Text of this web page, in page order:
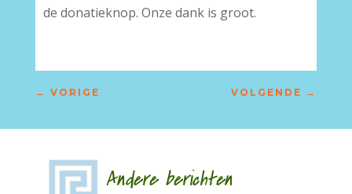
de donatieknop. Onze dank is groot.
← VORIGE VOLGENDE →
Andere berichten